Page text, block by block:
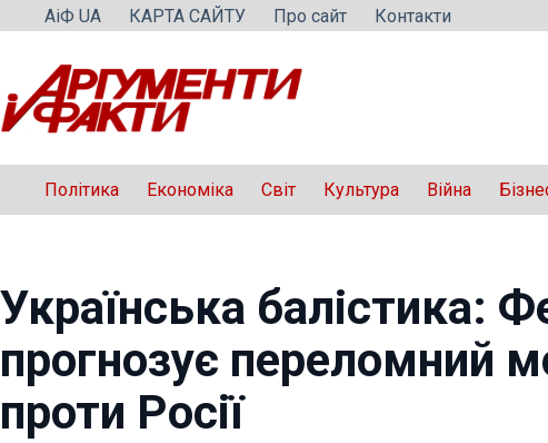
Перейти
вмісту
АіФ UA КАРТА САЙТУ Про сайт Контакти
Політика Економіка Світ Культура Війна
Українська балістика:
прогнозує переломний
проти Росії